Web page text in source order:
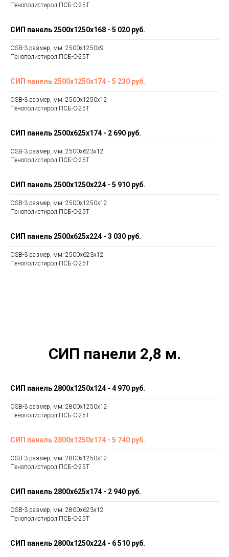
Пенополистирол ПСБ-С-25Т
СИП панель 2500х1250х168 - 5 020 руб.
OSB-3 размер, мм: 2500х1250х9
Пенополистирол ПСБ-С-25Т
СИП панель 2500х1250х174 - 5 230 руб.
OSB-3 размер, мм: 2500х1250х12
Пенополистирол ПСБ-С-25Т
СИП панель 2500х625х174- 2 690 руб.
OSB-3 размер, мм: 2500х623х12
Пенополистирол ПСБ-С-25Т
СИП панель 2500х1250х224- 5 910 руб.
OSB-3 размер, мм: 2500х1250х12
Пенополистирол ПСБ-С-25Т
СИП панель 2500х625х224- 3 030 руб.
OSB-3 размер, мм: 2500х623х12
Пенополистирол ПСБ-С-25Т
СИП панели 2,8 м.
СИП панель 2800х1250х124- 4 970 руб.
OSB-3 размер, мм: 2800х1250х12
Пенополистирол ПСБ-С-25Т
СИП панель 2800х1250х174 - 5 740 руб.
OSB-3 размер, мм: 2800х1250х12
Пенополистирол ПСБ-С-25Т
СИП панель 2800х625х174- 2 940 руб.
OSB-3 размер, мм: 2800х623х12
Пенополистирол ПСБ-С-25Т
СИП панель 2800х1250х224- 6 510 руб.